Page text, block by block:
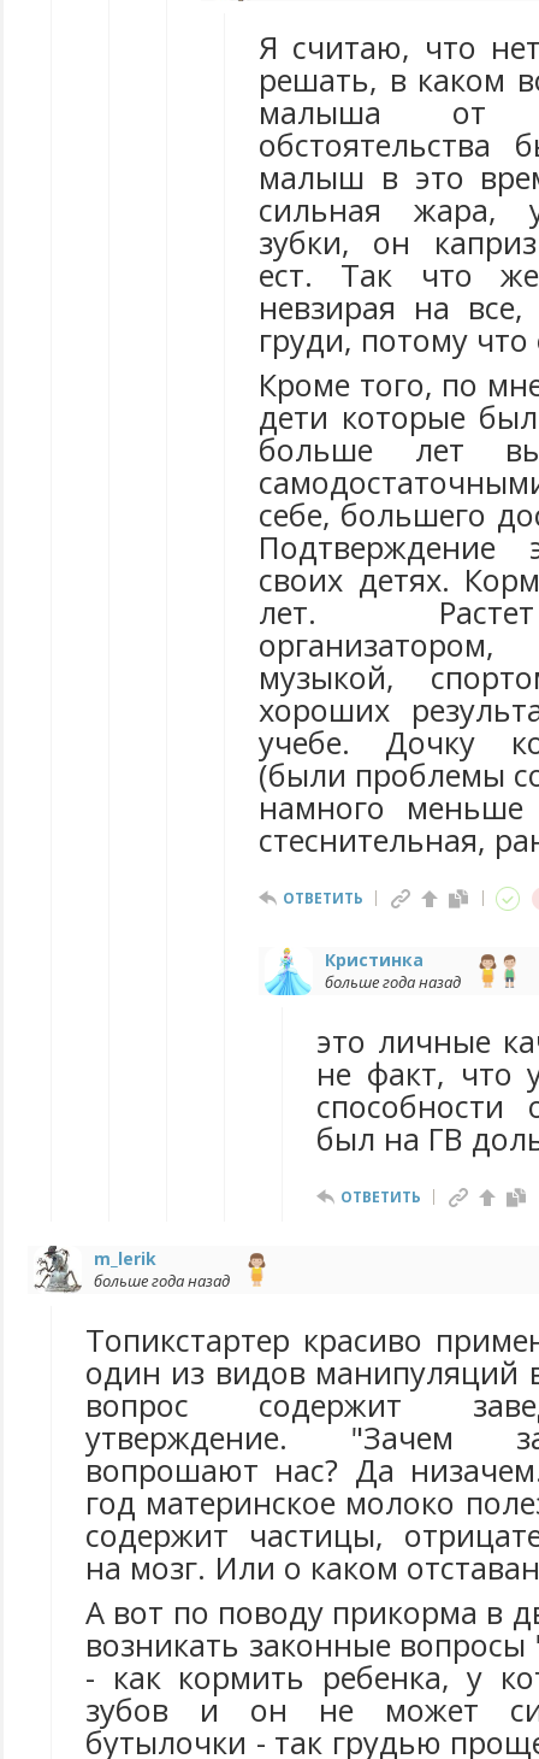
Я считаю, что
решать, в каком
малыша от
малыш в это
сильная жара,
зубки, он
ест. Так что
невзирая на
груди, потому
Кроме того, по
дети которые
больше лет
себе, большего
своих детях.
лет.
музыкой,
хороших
учебе. Дочку
(были проблемы
намного меньше
стеснительная,
ОТВЕТИТЬ
Кристинка
больше года назад
это личные
не факт, что
был на ГВ
ОТВЕТИТЬ
m_lerik
больше года назад
Топикстартер красиво
один из видов манипуляций
вопрос содержит
утверждение. "Зачем
вопрошают нас? Да
год материнское молоко
содержит частицы,
на мозг. Или о каком
А вот по поводу прикорма в
возникать законные
- как кормить ребенка, у
зубов и он не может
бутылочки - так грудью